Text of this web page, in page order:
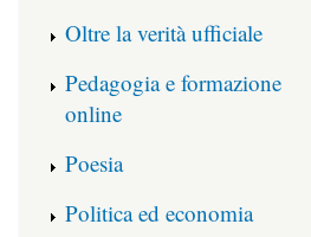
Oltre la verità ufficiale
Pedagogia e formazione
online
Poesia
Politica ed economia